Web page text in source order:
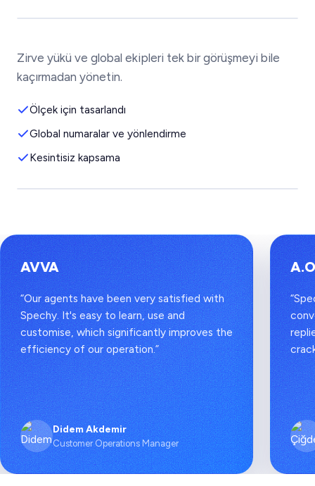
Zirve yükü ve global ekipleri tek bir görüşmeyi bile
kaçırmadan yönetin.
Ölçek için tasarlandı
Global numaralar ve yönlendirme
Kesintisiz kapsama
AVVA
“Our agents have been very satisfied with
Spechy. It's easy to learn, use and
customise, which significantly improves the
efficiency of our operation.”
Didem Akdemir
Customer Operations Manager